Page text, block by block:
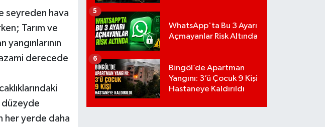
seyreden hava
Tarım ve
derecede
düzeyde
her yerde daha
WhatsApp'ta Bu 3 Ayarı
Açmayanlar Risk Altında
5
Bingöl’de Apartman
Yangını: 3’ü Çocuk 9 Kişi
Hastaneye Kaldırıldı
6